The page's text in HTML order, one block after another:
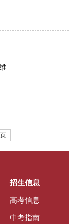
招生信息
高考信息
中考指南